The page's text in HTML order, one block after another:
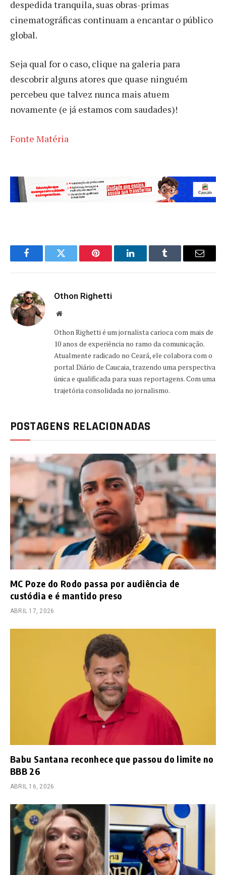
despedida tranquila, suas obras-primas
cinematográficas continuam a encantar o público
global.
Seja qual for o caso, clique na galeria para
descobrir alguns atores que quase ninguém
percebeu que talvez nunca mais atuem
novamente (e já estamos com saudades)!
Fonte Matéria
FacebookTwitter Pinterest LinkedInTumblr Email
Othon Righetti
Website
Othon Righetti é um jornalista carioca com mais de
10 anos de experiência no ramo da comunicação.
Atualmente radicado no Ceará, ele colabora com o
portal Diário de Caucaia, trazendo uma perspectiva
única e qualificada para suas reportagens. Com uma
trajetória consolidada no jornalismo.
POSTAGENS RELACIONADAS
MC Poze do Rodo passa por audiência de
custódia e é mantido preso
ABRIL 17, 2026
Babu Santana reconhece que passou do limite no
BBB 26
ABRIL 16, 2026